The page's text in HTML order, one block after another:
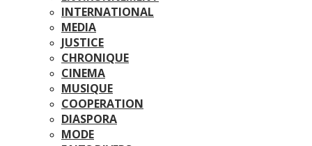
INTERNATIONAL
MEDIA
JUSTICE
CHRONIQUE
CINEMA
MUSIQUE
COOPERATION
DIASPORA
MODE